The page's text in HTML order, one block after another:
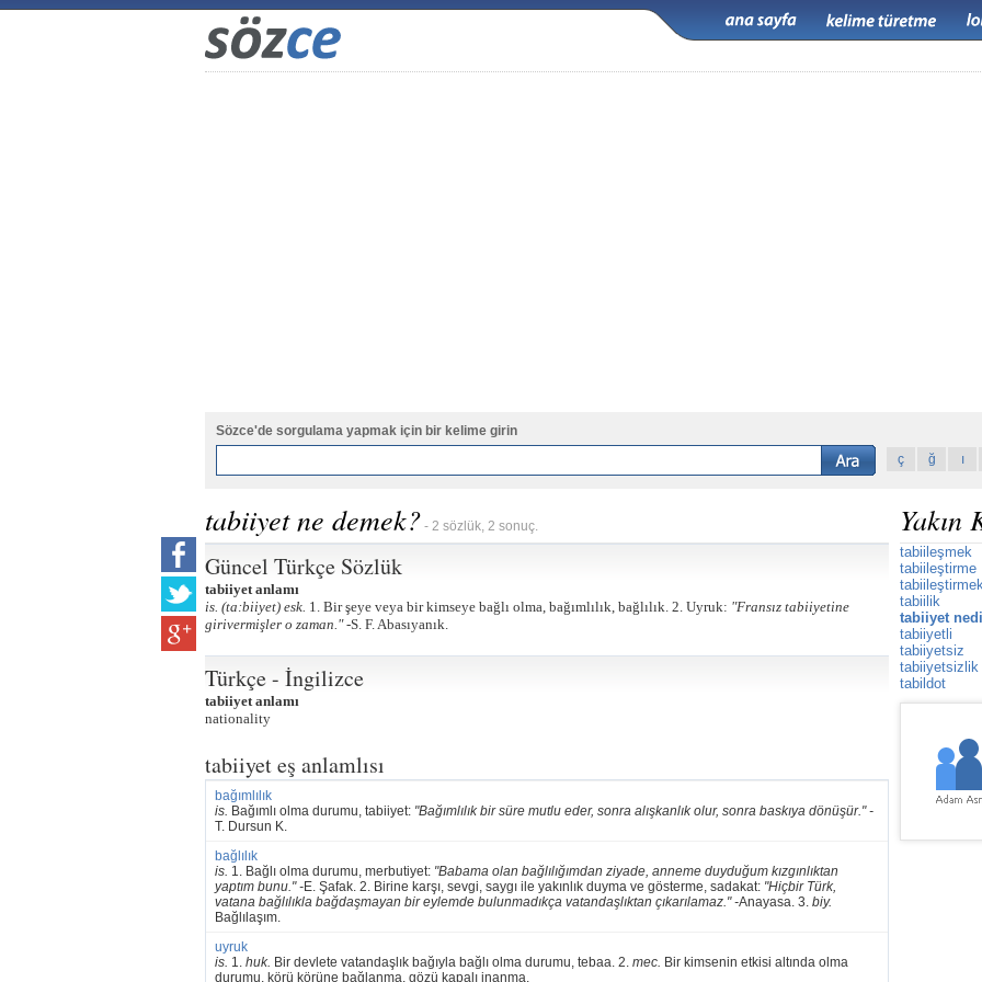
Sözce'de sorgulama yapmak için bir kelime girin
ç
ğ ı
tabiiyet ne demek? - 2 sözlük, 2 sonuç.
Güncel Türkçe Sözlük
tabiiyet anlamı
is. (ta:biiyet) esk. 1. Bir şeye veya bir kimseye bağlı olma, bağımlılık, bağlılık. 2. Uyruk: "Fransız tabiiyetine
girivermişler o zaman." -S. F. Abasıyanık.
Türkçe - İngilizce
tabiiyet anlamı
nationality
tabiiyet eş anlamlısı
bağımlılık
is. Bağımlı olma durumu, tabiiyet: "Bağımlılık bir süre mutlu eder, sonra alışkanlık olur, sonra baskıya dönüşür." -
T. Dursun K.
bağlılık
is. 1. Bağlı olma durumu, merbutiyet: "Babama olan bağlılığımdan ziyade, anneme duyduğum kızgınlıktan
yaptım bunu." -E. Şafak. 2. Birine karşı, sevgi, saygı ile yakınlık duyma ve gösterme, sadakat: "Hiçbir Türk,
vatana bağlılıkla bağdaşmayan bir eylemde bulunmadıkça vatandaşlıktan çıkarılamaz." -Anayasa. 3. biy.
Bağlılaşım.
uyruk
is. 1. huk. Bir devlete vatandaşlık bağıyla bağlı olma durumu, tebaa. 2. mec. Bir kimsenin etkisi altında olma
durumu, körü körüne bağlanma, gözü kapalı inanma.
Yakın
tabiileşmek
tabiileştirme
tabiilik
tabiiyet
tabiiyetli
tabiiyetsiz
tabiiyetsizlik
tabildot